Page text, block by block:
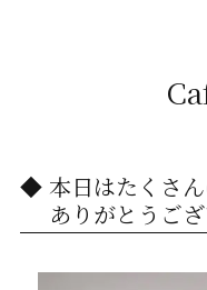
本日はたくさ
ありがとうご